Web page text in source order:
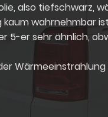
also tiefschwarz,
kaum wahrnehmbar
5-er sehr ähnlich,
Wärmeeinstrahlung